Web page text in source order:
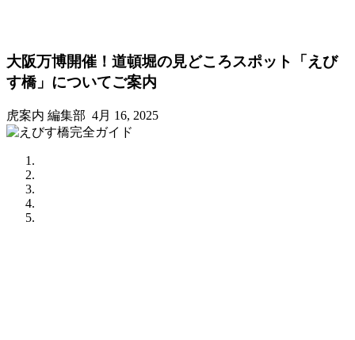
大阪万博開催！道頓堀の見どころスポット「えび
す橋」についてご案内
虎案内 編集部 4月 16, 2025